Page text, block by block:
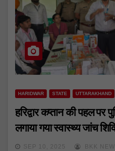
HARIDWAR STATE UTTARAKHAND
हरिद्वार कप्तान की पहल
लगाया गया स्वास्थ्य जांच
SEP 10, 2025 BKK